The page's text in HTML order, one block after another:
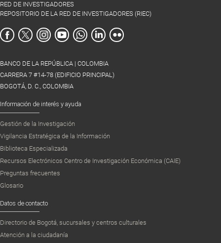
RED DE INVESTIGADORES
REPOSITORIO DE LA RED DE INVESTIGADORES (RIEC)
BANCO DE LA REPÚBLICA | COLOMBIA
CARRERA 7 #14-78 (EDIFICIO PRINCIPAL)
BOGOTÁ, D. C., COLOMBIA
Información de interés y ayuda
Gestión de la Investigación
Vigilancia Estratégica de la Información
Biblioteca Especializada
Recursos Electrónicos Centro de Investigación Económica (CAIE)
Preguntas frecuentes
Glosario
Datos de contacto
Directorio de Bogotá, sucursales y centros culturales
Atención a la ciudadanía